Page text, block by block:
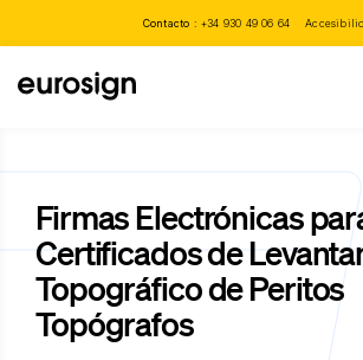
Contacto : +34 930 49 06 64
Firmas Electrónicas
Certificados de
Topográfico de Peritos
Topógrafos